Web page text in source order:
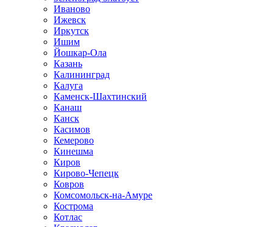
Иваново
Ижевск
Иркутск
Ишим
Йошкар-Ола
Казань
Калининград
Калуга
Каменск-Шахтинский
Канаш
Канск
Касимов
Кемерово
Кинешма
Киров
Кирово-Чепецк
Ковров
Комсомольск-на-Амуре
Кострома
Котлас